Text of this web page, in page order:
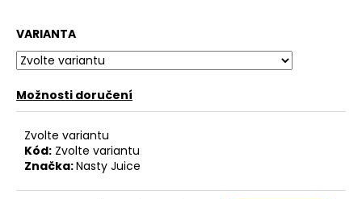
VARIANTA
Možnosti doručení
Zvolte variantu
Kód: Zvolte variantu
Značka:Nasty Juice
o
r
u
u
j
e
m
e